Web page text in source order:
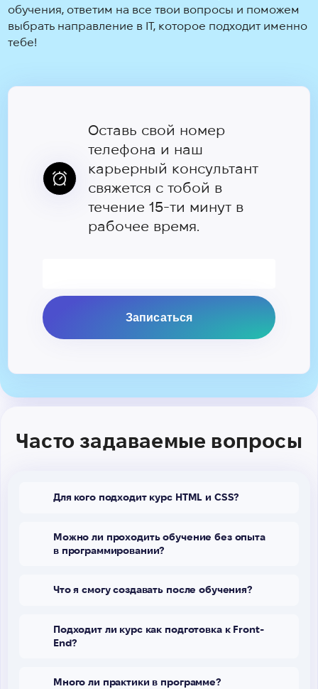
обучения, ответим на все твои вопросы и поможем
выбрать направление в IT, которое подходит именно
тебе!
Оставь свой номер
телефона и наш
карьерный консультант
свяжется с тобой в
течение 15-ти минут в
рабочее время.
Часто задаваемые вопросы
Для кого подходит курс HTML и CSS?
Можно ли проходить обучение без опыта
в программировании?
Что я смогу создавать после обучения?
Подходит ли курс как подготовка к Front-
End?
Много ли практики в программе?